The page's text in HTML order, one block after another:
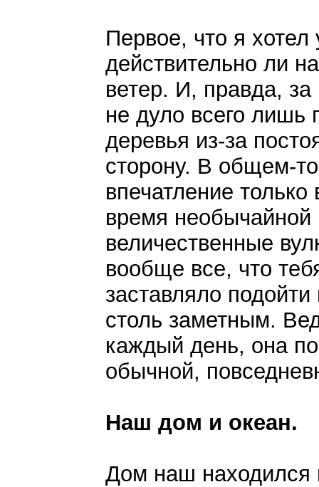
Первое, что я хотел
действительно ли
ветер. И, правда,
не дуло всего
деревья из-за
сторону. В общем-
впечатление
время
величественные
вообще все, что
заставляло
столь заметным.
каждый день, она
обычной,
Наш дом и океан.
Дом наш находился